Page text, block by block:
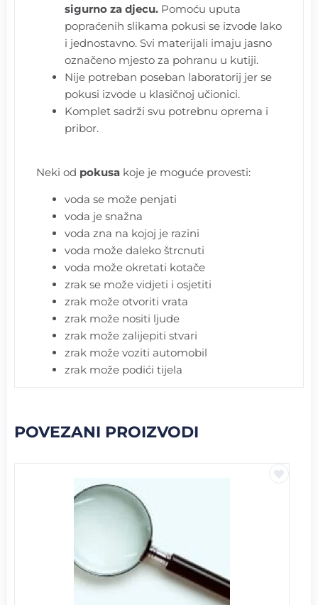
sigurno za djecu. Pomoću uputa
popraćenih slikama pokusi se izvode lako
i jednostavno. Svi materijali imaju jasno
označeno mjesto za pohranu u kutiji.
Nije potreban poseban laboratorij jer se
pokusi izvode u klasičnoj učionici.
Komplet sadrži svu potrebnu oprema i
pribor.
Neki od pokusa koje je moguće provesti:
voda se može penjati
voda je snažna
voda zna na kojoj je razini
voda može daleko štrcnuti
voda može okretati kotače
zrak se može vidjeti i osjetiti
zrak može otvoriti vrata
zrak može nositi ljude
zrak može zalijepiti stvari
zrak može voziti automobil
zrak može podići tijela
POVEZANI PROIZVODI